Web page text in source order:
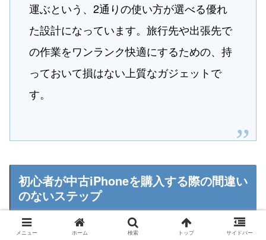
運ぶという、2通りの使い方が選べる優れ
た設計になっています。旅行先や出張先で
の作業をワンランク快適にするための、持
っておいて損はない上質なガジェットで
す。
初心者が中古iPhoneを購入する際の間違い
のないステップ
メニュー ホーム 検索 トップ サイドバー